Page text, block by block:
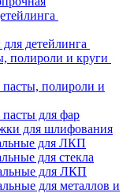
детейлинга
полироли и круги
полироли и
для фар
для шлифования
для ЛКП
для стекла
для ЛКП
для металлов и